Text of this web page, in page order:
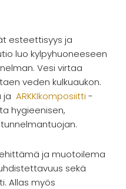
esteettisyys ja
luo kylpyhuoneeseen
Vesi virtaa
veden kulkuaukon.
jaARKKIkomposiitti -
hygieenisen,
ja muotoilema
sekä
Allas myös